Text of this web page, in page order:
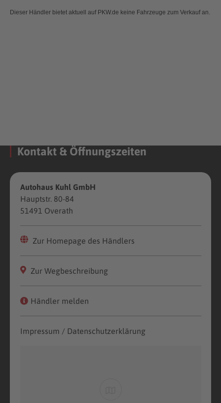
Dieser Händler bietet aktuell auf PKW.de keine Fahrzeuge zum Verkauf an.
Kontakt & Öffnungszeiten
Autohaus Kuhl GmbH
Hauptstr. 80-84
51491 Overath
Zur Homepage des Händlers
Zur Wegbeschreibung
Händler melden
Impressum / Datenschutzerklärung